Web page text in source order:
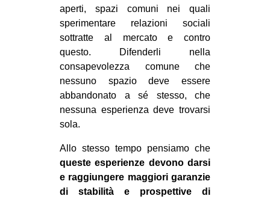
aperti, spazi comuni nei quali
sperimentare relazioni sociali
sottratte al mercato e contro
questo. Difenderli nella
consapevolezza comune che
nessuno spazio deve essere
abbandonato a sé stesso, che
nessuna esperienza deve trovarsi
sola.
Allo stesso tempo pensiamo che
queste esperienze devono darsi
e raggiungere maggiori garanzie
di stabilità e prospettive di